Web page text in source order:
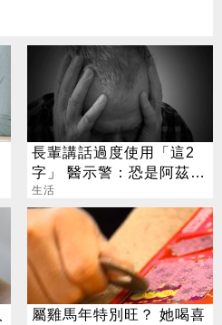
長輩講話過度使用「這2
字」 醫示警：恐是阿茲海
默警訊
生活
屬雞馬年特別旺？ 她喝喜